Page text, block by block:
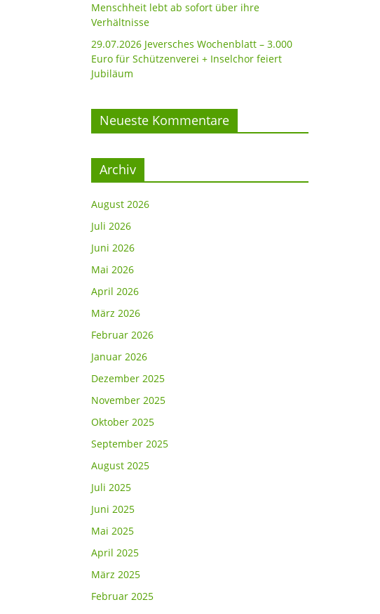
Menschheit lebt ab sofort über ihre
Verhältnisse
29.07.2026 Jeversches Wochenblatt – 3.000
Euro für Schützenverei + Inselchor feiert
Jubiläum
Neueste Kommentare
Archiv
August 2026
Juli 2026
Juni 2026
Mai 2026
April 2026
März 2026
Februar 2026
Januar 2026
Dezember 2025
November 2025
Oktober 2025
September 2025
August 2025
Juli 2025
Juni 2025
Mai 2025
April 2025
März 2025
Februar 2025